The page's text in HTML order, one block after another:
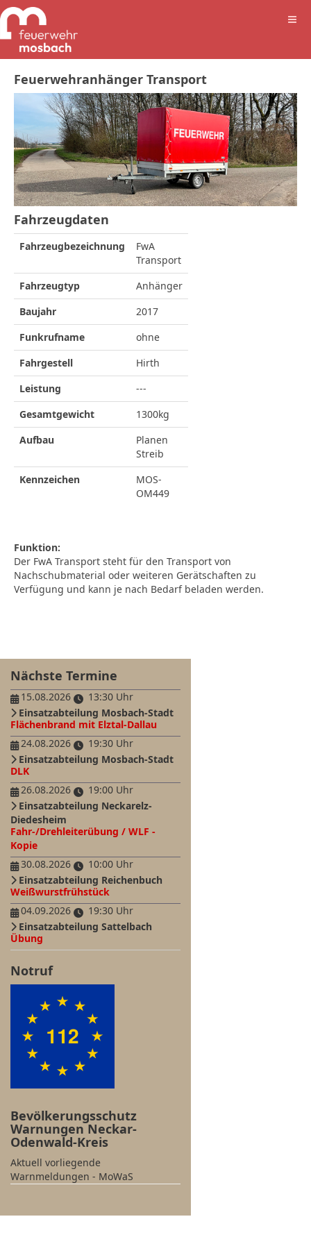
Feuerwehranhänger Transport
Fahrzeugdaten
Fahrzeugbezeichnung
FwA
Transport
Fahrzeugtyp
Anhänger
Baujahr
2017
Funkrufname
ohne
Fahrgestell
Hirth
Leistung
---
Gesamtgewicht
1300kg
Aufbau
Planen
Streib
Kennzeichen
MOS-
OM449
Funktion:
Der FwA Transport steht für den Transport von
Nachschubmaterial oder weiteren Gerätschaften zu
Verfügung und kann je nach Bedarf beladen werden.
Nächste Termine
15.08.2026
13:30 Uhr
Einsatzabteilung Mosbach-Stadt
Flächenbrand mit Elztal-Dallau
24.08.2026
19:30 Uhr
Einsatzabteilung Mosbach-Stadt
DLK
26.08.2026
19:00 Uhr
Einsatzabteilung Neckarelz-
Diedesheim
Fahr-/Drehleiterübung / WLF -
Kopie
30.08.2026
10:00 Uhr
Einsatzabteilung Reichenbuch
Weißwurstfrühstück
04.09.2026
19:30 Uhr
Einsatzabteilung Sattelbach
Übung
Notruf
Bevölkerungsschutz
Warnungen Neckar-
Odenwald-Kreis
Aktuell vorliegende
Warnmeldungen - MoWaS